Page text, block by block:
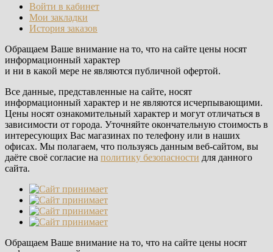
Войти в кабинет
Мои закладки
История заказов
Обращаем Ваше внимание на то, что на сайте цены носят
информационный характер
и ни в какой мере не являются публичной офертой.
Все данные, представленные на сайте, носят
информационный характер и не являются исчерпывающими.
Цены носят ознакомительный характер и могут отличаться в
зависимости от города. Уточняйте окончательную стоимость в
интересующих Вас магазинах по телефону или в наших
офисах. Мы полагаем, что пользуясь данным веб-сайтом, вы
даёте своё согласие на политику безопасности для данного
сайта.
Обращаем Ваше внимание на то, что на сайте цены носят